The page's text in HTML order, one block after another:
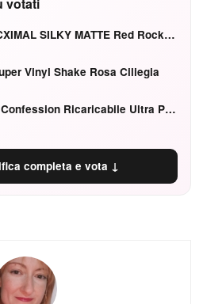
votati
MAC M·A·CXIMAL SILKY MATTE Red Rock mat
Vinyl Shake Rosa Ciliegia
Hourglass Confession Ricaricabile Ultra Preciso Ad Alta Intensità Secretly Classic Red
completa e vota ↓